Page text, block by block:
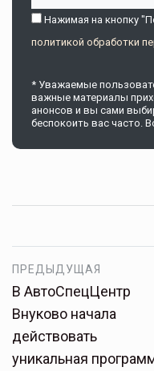
Нажимая на кнопку
политикой обработки
* Уважаемые
важные материалы
анонсов и вы сами
беспокоить вас часто.
ПРЕДЫДУЩАЯ
В АвтоСпецЦентр
Внуково начала
действовать
уникальная